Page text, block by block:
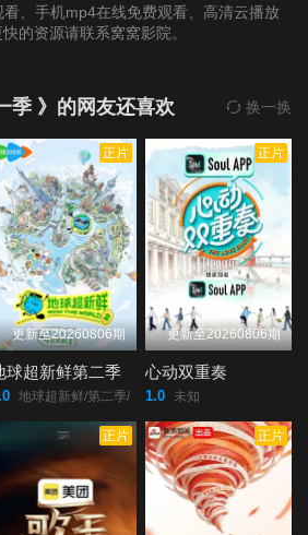
、手机mp4在线免费观看、高清云播放
的资源请联系窝窝影院。
季 》的网友还喜欢 换一换
正片
更新至20260806期
球超新鲜第二季
地球超新鲜/第二季/
正片
更新至20260806期
心动双重奏
1.0 未知
正片 正片